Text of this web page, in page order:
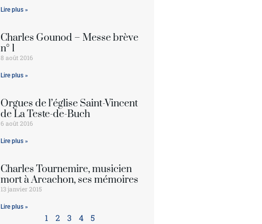
Lire plus »
Charles Gounod – Messe brève
n° 1
8 août 2016
Lire plus »
Orgues de l’église Saint-Vincent
de La Teste-de-Buch
6 août 2016
Lire plus »
Charles Tournemire, musicien
mort à Arcachon, ses mémoires
13 janvier 2015
Lire plus »
1 2 3 4 5